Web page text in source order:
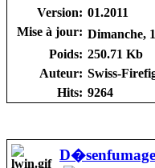
Version: 01.2011
Mise à jour: Dimanche,
Poids: 250.71 Kb
Auteur: Swiss-
Hits: 9264